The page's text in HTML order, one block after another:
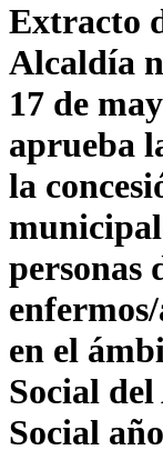
Extracto
Alcaldía
17 de
aprueba
la
personas
en el
Social
Social